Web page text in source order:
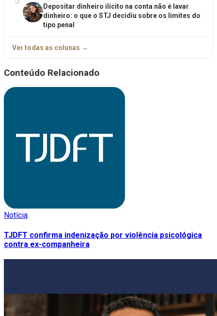
Depositar dinheiro ilícito na conta não é lavar
dinheiro: o que o STJ decidiu sobre os limites do
tipo penal
Ver todas as colunas →
Conteúdo Relacionado
Notícia
TJDFT confirma indenização por violência psicológica
contra ex-companheira